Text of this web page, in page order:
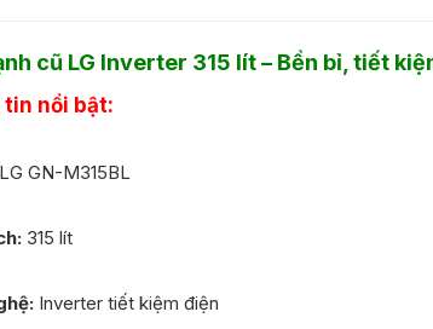
cũ LG Inverter 315 lít – Bền bỉ, tiết
tin nổi bật:
LG GN-M315BL
315 lít
Inverter tiết kiệm điện